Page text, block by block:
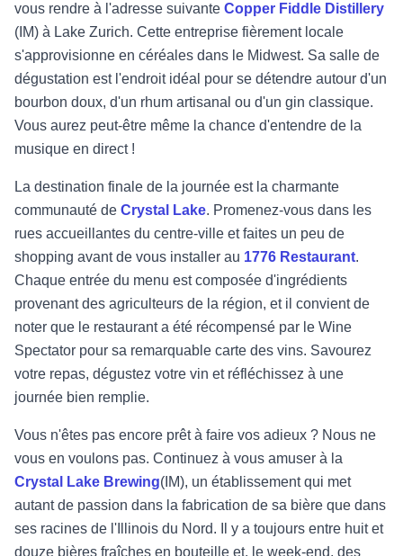
vous rendre à l'adresse suivante Copper Fiddle Distillery
(IM) à Lake Zurich. Cette entreprise fièrement locale
s'approvisionne en céréales dans le Midwest. Sa salle de
dégustation est l'endroit idéal pour se détendre autour d'un
bourbon doux, d'un rhum artisanal ou d'un gin classique.
Vous aurez peut-être même la chance d'entendre de la
musique en direct !
La destination finale de la journée est la charmante
communauté de Crystal Lake. Promenez-vous dans les
rues accueillantes du centre-ville et faites un peu de
shopping avant de vous installer au 1776 Restaurant.
Chaque entrée du menu est composée d'ingrédients
provenant des agriculteurs de la région, et il convient de
noter que le restaurant a été récompensé par le Wine
Spectator pour sa remarquable carte des vins. Savourez
votre repas, dégustez votre vin et réfléchissez à une
journée bien remplie.
Vous n'êtes pas encore prêt à faire vos adieux ? Nous ne
vous en voulons pas. Continuez à vous amuser à la
Crystal Lake Brewing(IM), un établissement qui met
autant de passion dans la fabrication de sa bière que dans
ses racines de l'Illinois du Nord. Il y a toujours entre huit et
douze bières fraîches en bouteille et, le week-end, des